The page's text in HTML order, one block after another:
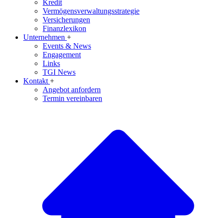
Kredit
Vermögensverwaltungsstrategie
Versicherungen
Finanzlexikon
Unternehmen +
Events & News
Engagement
Links
TGI News
Kontakt +
Angebot anfordern
Termin vereinbaren